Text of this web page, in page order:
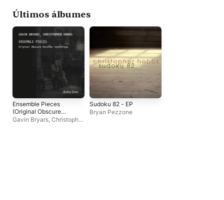
Últimos álbumes
Ensemble Pieces
(Original Obscure
Records
Gavin Bryars, Christopher
Sudoku 82 - EP
Bryan Pezzone